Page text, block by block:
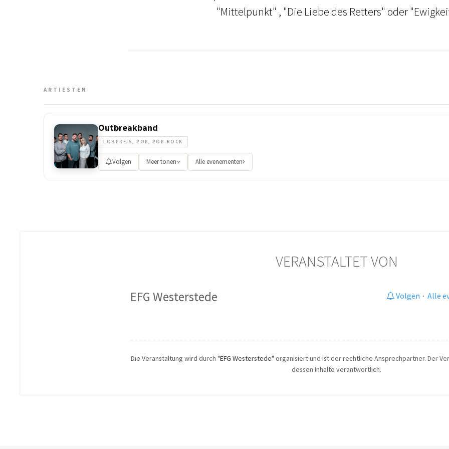
"Mittelpunkt" , "Die Liebe des Retters" oder
ARTIESTEN
Outbreakband
LOBPREIS, POP, POP-ROCK
Volgen Meer tonen Alle evenementen
VERANSTALTET VON
EFG Westerstede Volgen · Alle
Die Veranstaltung wird durch "EFG Westerstede" organisiert und ist der rechtliche Ansprechpartner. Der
dessen Inhalte verantwortlich.